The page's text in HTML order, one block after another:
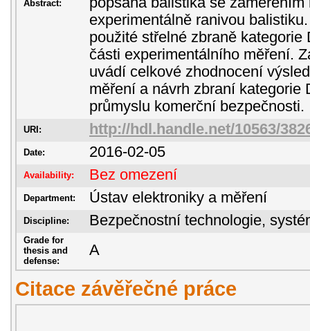
Abstract:
experimentálně ranivou
použité střelné zbraně kategorie
části experimentálního měření.
uvádí celkové zhodnocení
měření a návrh zbraní kategorie
průmyslu komerční bezpečnosti.
URI: http://hdl.handle.net/10563/
Date: 2016-02-05
Availability: Bez omezení
Department: Ústav elektroniky a měření
Discipline: Bezpečnostní technologie,
Grade for
thesis and
defense:
A
Citace závěřečné práce